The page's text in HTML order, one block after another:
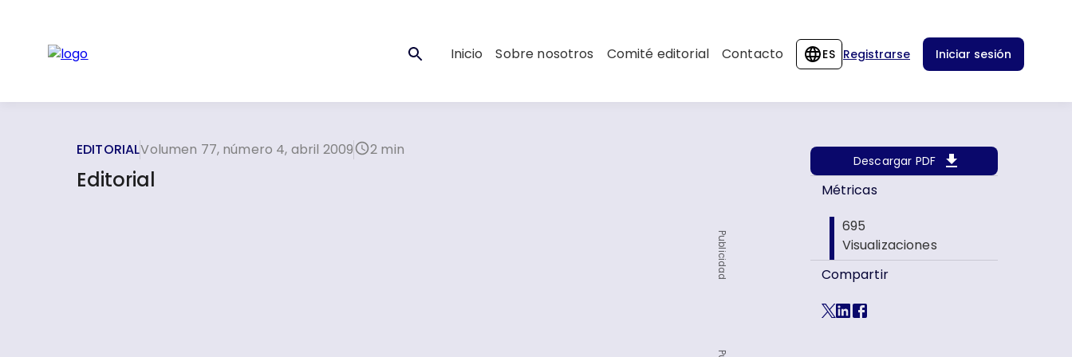
Inicio Sobre nosotros Comité editorial Contacto ES Registrarse Iniciar sesión
EDITORIALVolumen 77, número 4, abril 2009 2 min
Editorial
Publicidad
Descargar PDF
Métricas
695
Visualizaciones
Compartir